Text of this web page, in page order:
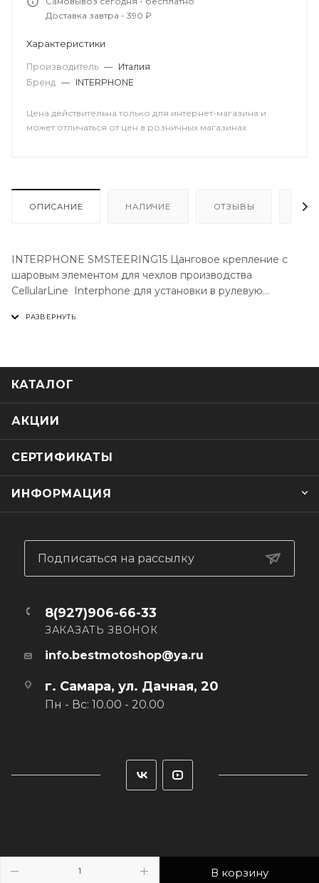
В корзину
Доставка завтра - 390 ₽
Характеристики
Производитель — Италия
Бренд — INTERPHONE
Цена действительна только для интернет-магазина и
может отличаться от цен в розничных магазинах
ОПИСАНИЕ НАЛИЧИЕ ОТЗЫВЫ
INTERPHONE SMSTEERING15 Цанговое крепление с
шаровым элементом для чехлов производства
CellularLine Interphone для установки в рулевую
от 15 до 17 мм.
КАТАЛОГ
АКЦИИ
СЕРТИФИКАТЫ
ИНФОРМАЦИЯ
г. Самара, ул. Дачная, 20
Пн - Вс: 10.00 - 20.00
Подписаться на рассылку
8(927)906-66-33
ЗАКАЗАТЬ ЗВОНОК
info.bestmotoshop@ya.ru